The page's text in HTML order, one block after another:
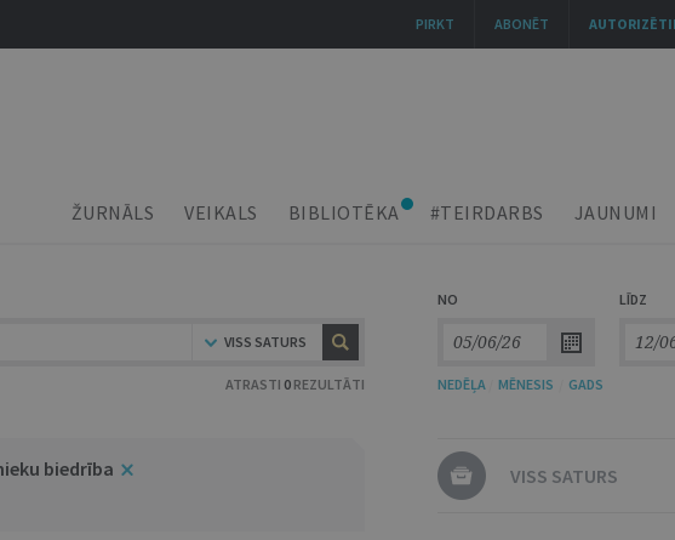
ŽURNĀLS VEIKALS BIBLIOTĒKA #TEIRDARBS JAUNUMI
VISS SATURS
ATRASTI 0 REZULTĀTI
NO LĪDZ
NEDĒĻA MĒNESIS GADS
biedrība
VISS SATURS
ABONĒT
PIRKT